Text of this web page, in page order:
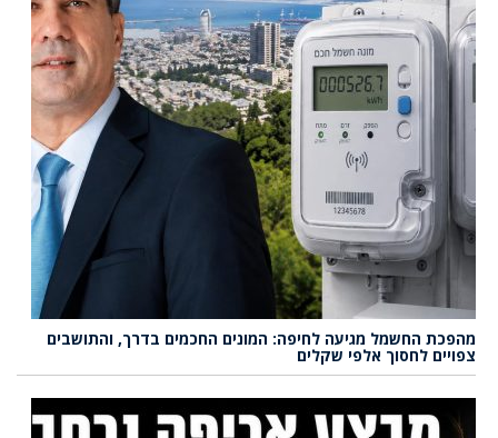
מהפכת החשמל מגיעה לחיפה: המונים החכמים בדרך, והתושבים
צפויים לחסוך אלפי שקלים